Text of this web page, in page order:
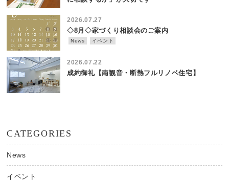
2026.07.27
◇8月◇家づくり相談会のご案内
News イベント
2026.07.22
成約御礼【南観音・断熱フルリノベ住宅】
CATEGORIES
News
イベント